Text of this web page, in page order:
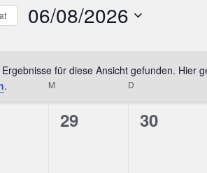
für diese Ansicht gefunden. Hier
.
06/08/2026
M D
0
29
0
30